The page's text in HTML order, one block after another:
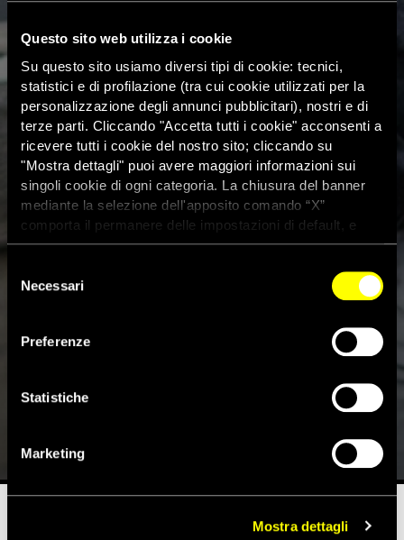
Questo sito web utilizza i cookie
Su questo sito usiamo diversi tipi di cookie: tecnici,
statistici e di profilazione (tra cui cookie utilizzati per la
personalizzazione degli annunci pubblicitari), nostri e di
terze parti. Cliccando "Accetta tutti i cookie" acconsenti a
ricevere tutti i cookie del nostro sito; cliccando su
"Mostra dettagli" puoi avere maggiori informazioni sui
singoli cookie di ogni categoria. La chiusura del banner
mediante la selezione dell'apposito comando “X”
comporta il permanere delle impostazioni di default, e
dunque la continuazione della navigazione con i cookie
dei cookie attivi sul sito clicca
delNecessari
Preferenze
Statistiche
Marketing
Mostra dettagli
difensori dei diritti umani
5 Novembre 2018